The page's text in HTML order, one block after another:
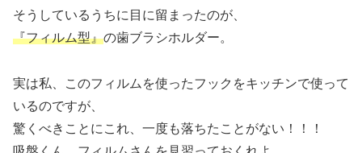
そうしているうちに目に留まったのが、
『フィルム型』の歯ブラシホルダー。
実は私、このフィルムを使ったフックをキッチンで使って
いるのですが、
驚くべきことにこれ、一度も落ちたことがない！！！